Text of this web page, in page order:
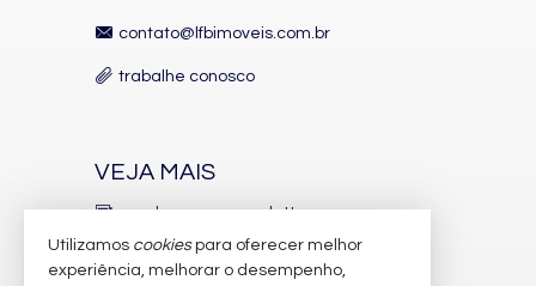
contato@lfbimoveis.com.br
trabalhe conosco
VEJA MAIS
receba nosso newsletter
indicadores financeiros
Utilizamos cookiespara oferecer melhor
experiência, melhorar o desempenho,